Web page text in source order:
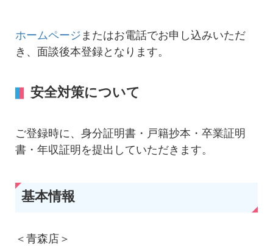
ホームページ またはお電話でお申し込みいただ
き、面談後本登録となります。
安全対策について
ご登録時に、身分証明書・戸籍抄本・卒業証明
書・年収証明を提出していただきます。
基本情報
＜青森店＞